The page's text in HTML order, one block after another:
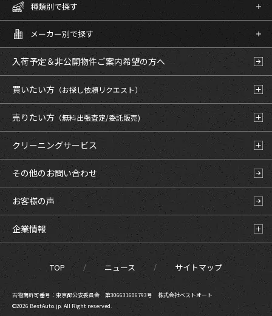
種類別で探す
メーカー別で探す
入荷予定＆非公開物件ご案内希望の方へ
買いたい方 （お探し依頼リクエスト）
売りたい方（無料出張査定/委託販売)
クリーニングサービス
その他のお問い合わせ
お客様の声
企業情報
TOP ニュース サイトマップ
古物商許可番号：東京都公安委員会 第306631606793号 株式会社ベストオート
©2026 BestAuto.jp. All Right reserved.